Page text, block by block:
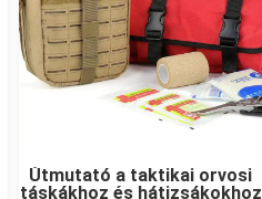
Útmutató a taktikai orvosi
táskákhoz és hátizsákokhoz